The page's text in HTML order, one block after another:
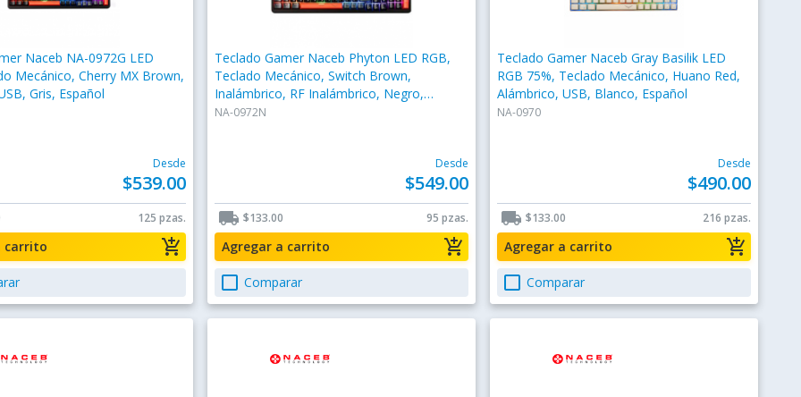
Naceb NA-0972G LED
Mecánico, Cherry MX Brown,
Gris, Español
Desde
$539.00
125 pzas.
add_shopping_cart
carrito
Teclado Gamer Naceb Phyton LED RGB,
Teclado Mecánico, Switch Brown,
Inalámbrico, RF Inalámbrico, Negro,
Español
NA-0972N
Desde
$549.00
local_shipping $133.00 95 pzas.
add_shopping_cart
Agregar a carrito
check_box_outline_blank Comparar
Teclado Gamer Naceb Gray Basilik LED
RGB 75%, Teclado Mecánico, Huano Red,
Alámbrico, USB, Blanco, Español
NA-0970
Desde
$490.00
local_shipping $133.00 216 pzas.
add_shopping_cart
Agregar a carrito
check_box_outline_blank Comparar